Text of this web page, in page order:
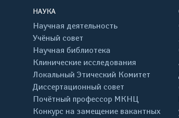
НАУКА
Научная деятельность
Учёный совет
Научная библиотека
Клинические исследования
Локальный Этический Комитет
Диссертационный совет
Почётный профессор МКНЦ
Конкурс на замещение вакантных